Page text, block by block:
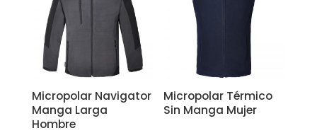
Micropolar Navigator
Manga Larga
Hombre
Micropolar Térmico
Sin Manga Mujer